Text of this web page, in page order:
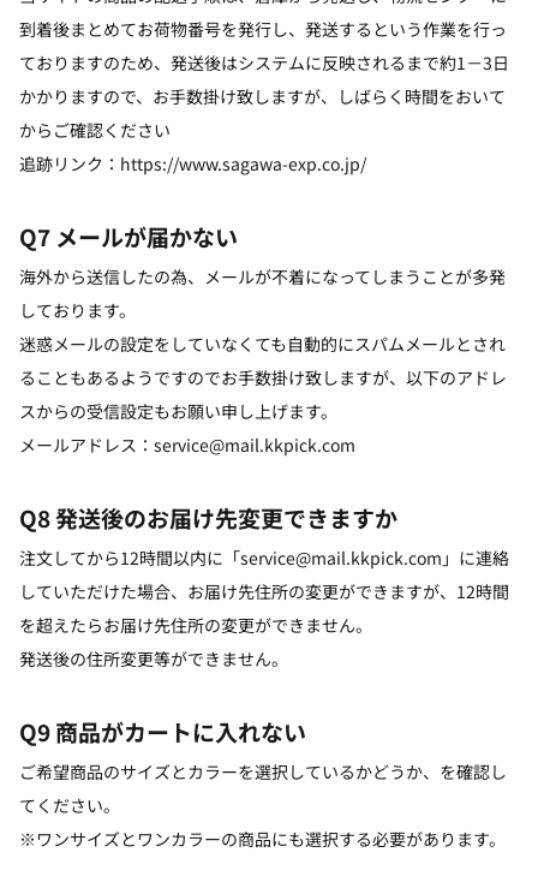
到着後まとめてお荷物番号を発行し、発送するという作業を行っ
ておりますのため、発送後はシステムに反映されるまで約1－3日
かかりますので、お手数掛け致しますが、しばらく時間をおいて
からご確認ください
追跡リンク：https://www.sagawa-exp.co.jp/
Q7 メールが届かない
海外から送信したの為、メールが不着になってしまうことが多発
しております。
迷惑メールの設定をしていなくても自動的にスパムメールとされ
ることもあるようですのでお手数掛け致しますが、以下のアドレ
スからの受信設定もお願い申し上げます。
メールアドレス：service@mail.kkpick.com
Q8 発送後のお届け先変更できますか
注文してから12時間以内に「service@mail.kkpick.com」に連絡
していただけた場合、お届け先住所の変更ができますが、12時間
を超えたらお届け先住所の変更ができません。
発送後の住所変更等ができません。
Q9 商品がカートに入れない
ご希望商品のサイズとカラーを選択しているかどうか、を確認し
てください。
※ワンサイズとワンカラーの商品にも選択する必要があります。